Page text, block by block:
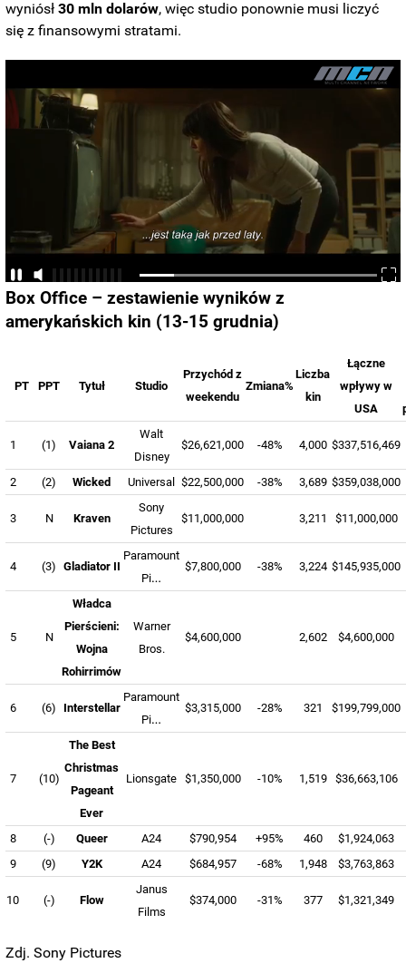
wyniósł30 mln dolarów, więc studio ponownie musi liczyć
się z finansowymi stratami.
Box Office – zestawienie wyników z
amerykańskich kin (13-15 grudnia)
PT PPT Tytuł Studio
Przychód z
weekendu
Zmiana%
Liczba
kin
Łączne
wpływy w
USA
1 (1) Vaiana 2
Walt
Disney
$26,621,000 -48% 4,000 $337,516,469
2 (2) Wicked Universal $22,500,000 -38% 3,689 $359,038,000
3 N Kraven
Sony
Pictures
$11,000,000 3,211 $11,000,000
4 (3) Gladiator II
Paramount
Pi…
$7,800,000 -38% 3,224 $145,935,000
5 N
Władca
Pierścieni:
Wojna
Rohirrimów
Warner
Bros.
$4,600,000 2,602 $4,600,000
6 (6) Interstellar
Paramount
Pi…
$3,315,000 -28% 321 $199,799,000
7 (10)
The Best
Christmas
Pageant
Ever
Lionsgate $1,350,000 -10% 1,519 $36,663,106
8 (-) Queer A24 $790,954 +95% 460
$1,924,063
9
(9) Y2K A24 $684,957 -68% 1,948 $3,763,863
10 (-) Flow
Janus
Films
$374,000 -31% 377 $1,321,349
Zdj. Sony Pictures